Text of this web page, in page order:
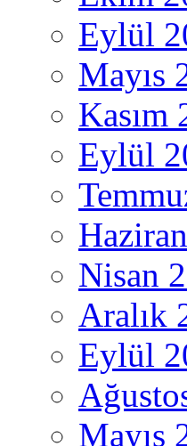
Eylül
Mayıs
Kasım
Eylül
Nisan
Aralık
Eylül
Mayıs